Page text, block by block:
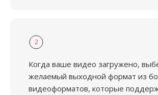
2
Когда ваше видео загружено,
желаемый выходной формат из
видеоформатов, которые